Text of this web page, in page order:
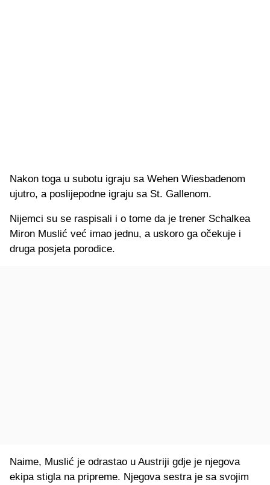
Nakon toga u subotu igraju sa Wehen Wiesbadenom
ujutro, a poslijepodne igraju sa St. Gallenom.
Nijemci su se raspisali i o tome da je trener Schalkea
Miron Muslić već imao jednu, a uskoro ga očekuje i
druga posjeta porodice.
Naime, Muslić je odrastao u Austriji gdje je njegova
ekipa stigla na pripreme. Njegova sestra je sa svojim